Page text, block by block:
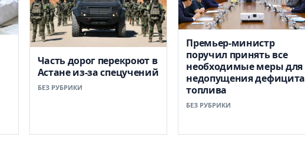
Часть дорог перекроют в
Астане из-за спецучений
БЕЗ РУБРИКИ
Премьер-министр
поручил принять все
необходимые меры для
недопущения дефицита
топлива
БЕЗ РУБРИКИ